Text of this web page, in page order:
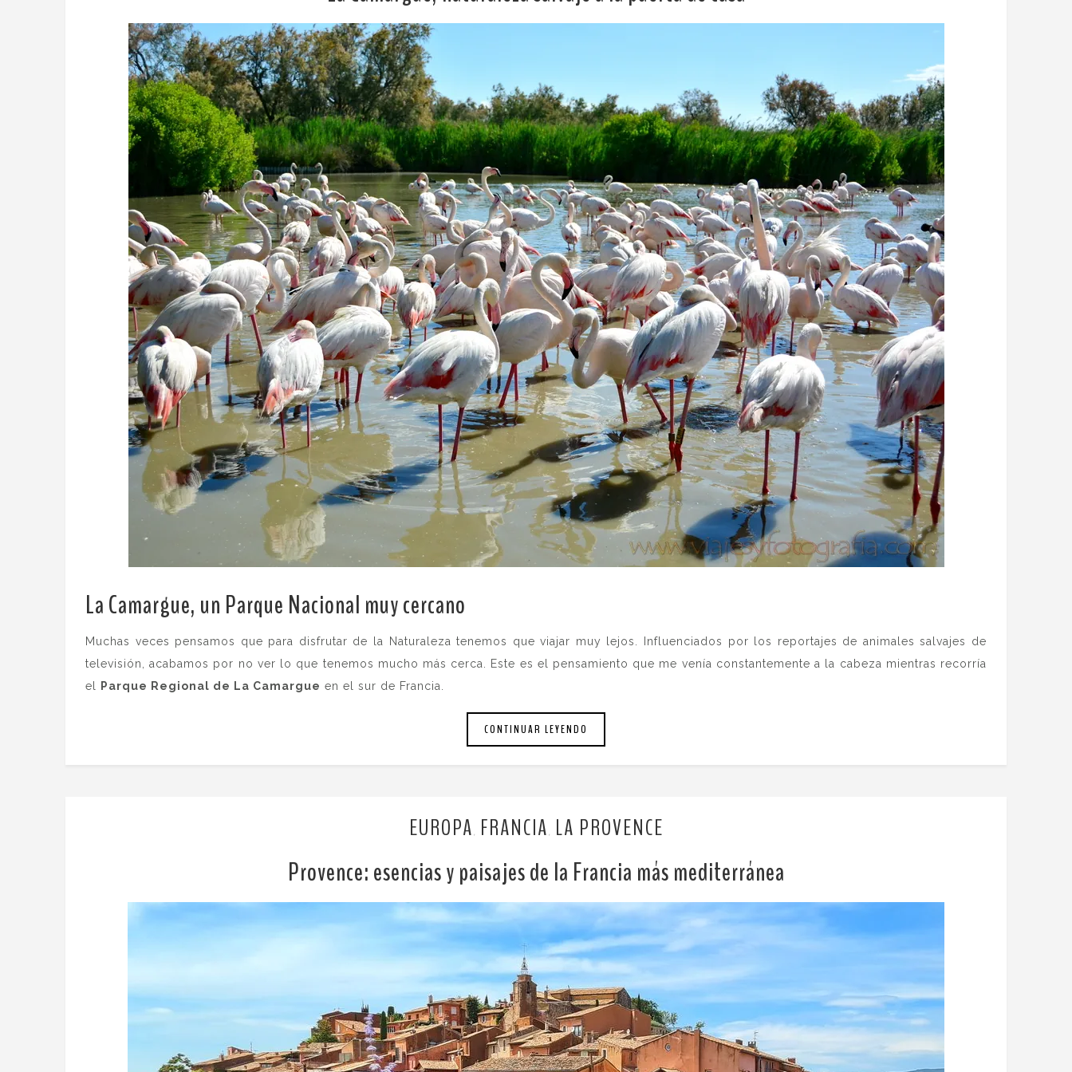
La Camargue, un Parque Nacional muy cercano
Muchas veces pensamos que para disfrutar de la Naturaleza tenemos que viajar muy lejos. Influenciados por los reportajes de animales salvajes de
televisión, acabamos por no ver lo que tenemos mucho más cerca. Este es el pensamiento que me venía constantemente a la cabeza mientras recorría
el
Parque Regional de La Camargue en el sur de Francia.
CONTINUAR LEYENDO
EUROPA, FRANCIA, LA PROVENCE
Provence: esencias y paisajes de la Francia más mediterránea